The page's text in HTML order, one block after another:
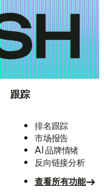
跟踪
排名跟踪
市场报告
AI 品牌情绪
反向链接分析
查看所有功能